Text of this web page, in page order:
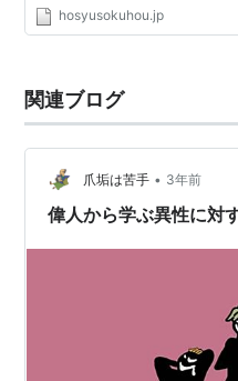
hosyusokuhou.jp
関連ブログ
爪垢は苦手 • 3年前
偉人から学ぶ異性に対